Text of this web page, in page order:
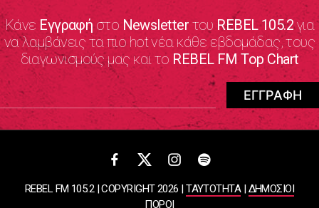
Κάνε Εγγραφήστο NewsletterτουREBEL 105.2για
να λαμβάνεις τα πιο hot νέα κάθε εβδομάδας, τους
διαγωνισμούς μας και το REBEL FM Top Chart
REBEL FM 105.2 | COPYRIGHT 2026 |ΤΑΥΤΟΤΗΤΑ|ΔΗΜΟΣΙΟΙ
ΠΟΡΟΙ